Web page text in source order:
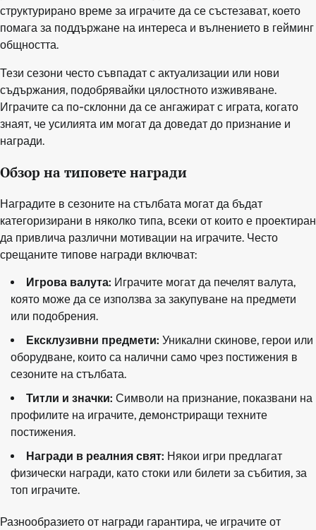
структурирано време за играчите да се състезават, което
помага за поддържане на интереса и вълнението в гейминг
общността.
Тези сезони често съвпадат с актуализации или нови
съдържания, подобрявайки цялостното изживяване.
Играчите са по-склонни да се ангажират с играта, когато
знаят, че усилията им могат да доведат до признание и
награди.
Обзор на типовете награди
Наградите в сезоните на стълбата могат да бъдат
категоризирани в няколко типа, всеки от които е проектиран
да привлича различни мотивации на играчите. Често
срещаните типове награди включват:
Игрова валута: Играчите могат да печелят валута,
която може да се използва за закупуване на предмети
или подобрения.
Ексклузивни предмети: Уникални скинове, герои или
оборудване, които са налични само чрез постижения в
сезоните на стълбата.
Титли и значки: Символи на признание, показвани на
профилите на играчите, демонстриращи техните
постижения.
Награди в реалния свят: Някои игри предлагат
физически награди, като стоки или билети за събития, за
топ играчите.
Разнообразието от награди гарантира, че играчите от